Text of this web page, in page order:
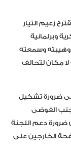
زعيم التيار
وبرلمانية
وهيبته وسمعته
لا مكان لتحالف
ضرورة تشكيل
الفوضى
ضرورة دعم اللجنة
الخارجين على